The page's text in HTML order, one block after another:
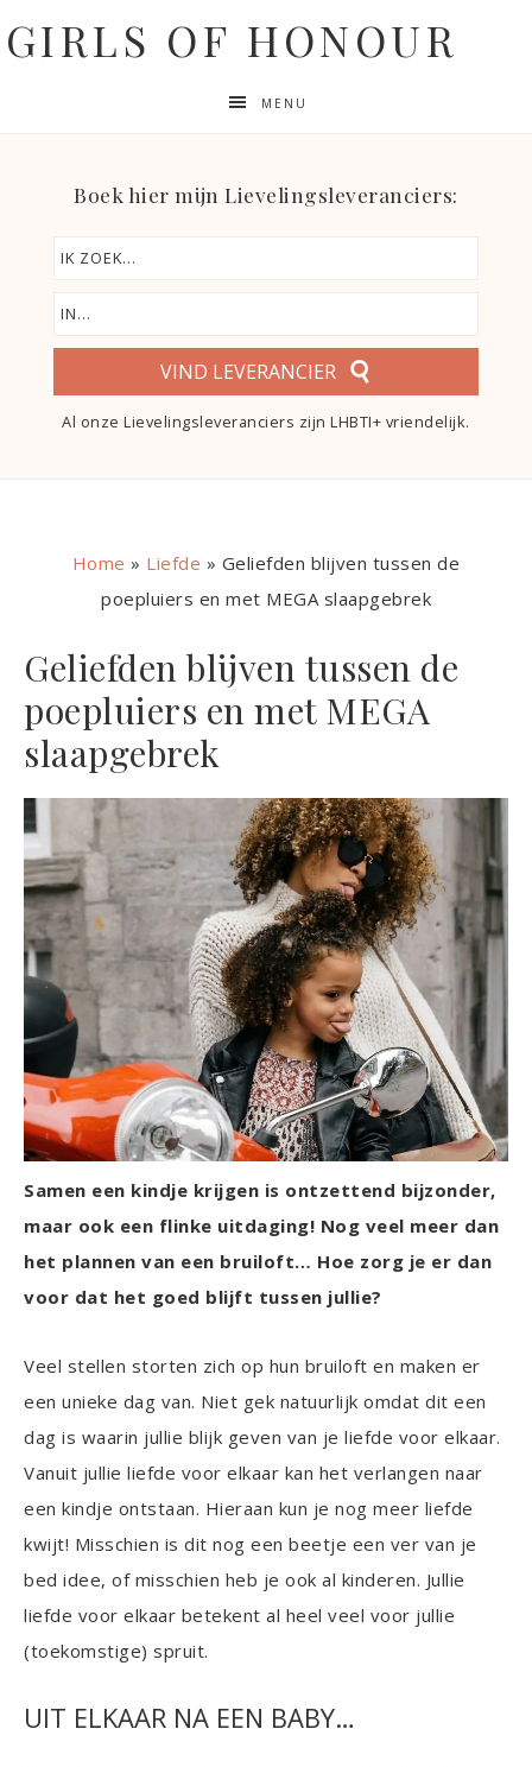
GIRLS OF HONOUR
MENU
Boek hier mijn Lievelingsleveranciers:
VIND LEVERANCIER
Al onze Lievelingsleveranciers zijn LHBTI+ vriendelijk.
Home » Liefde » Geliefden blijven tussen de
poepluiers en met MEGA slaapgebrek
Geliefden blijven tussen de
poepluiers en met MEGA
slaapgebrek
Samen een kindje krijgen is ontzettend bijzonder,
maar ook een flinke uitdaging! Nog veel meer dan
het plannen van een bruiloft… Hoe zorg je er dan
voor dat het goed blijft tussen jullie?
Veel stellen storten zich op hun bruiloft en maken er
een unieke dag van. Niet gek natuurlijk omdat dit een
dag is waarin jullie blijk geven van je liefde voor elkaar.
Vanuit jullie liefde voor elkaar kan het verlangen naar
een kindje ontstaan. Hieraan kun je nog meer liefde
kwijt! Misschien is dit nog een beetje een ver van je
bed idee, of misschien heb je ook al kinderen. Jullie
liefde voor elkaar betekent al heel veel voor jullie
(toekomstige) spruit.
UIT ELKAAR NA EEN BABY…